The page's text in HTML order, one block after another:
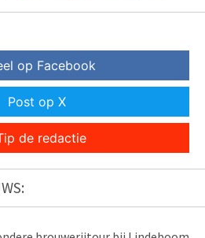
op Facebook
Post op X
de redactie